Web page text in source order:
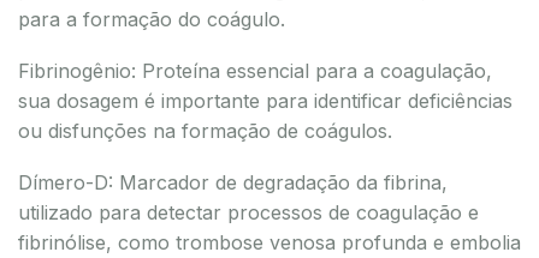
para a formação do coágulo.
Fibrinogênio: Proteína essencial para a coagulação,
sua dosagem é importante para identificar deficiências
ou disfunções na formação de coágulos.
Dímero-D: Marcador de degradação da fibrina,
utilizado para detectar processos de coagulação e
fibrinólise, como trombose venosa profunda e embolia